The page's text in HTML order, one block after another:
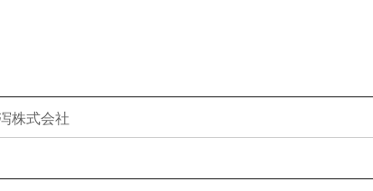
株式会社